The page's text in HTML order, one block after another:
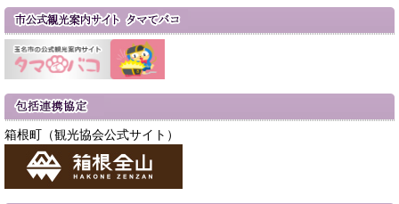
箱根町（観光協会公式サイト）